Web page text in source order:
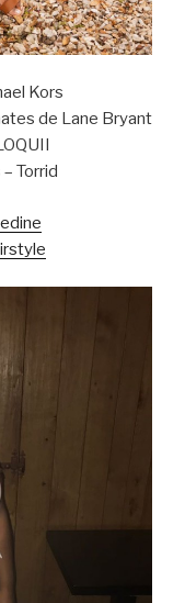
Kors
de Lane Bryant
Torrid